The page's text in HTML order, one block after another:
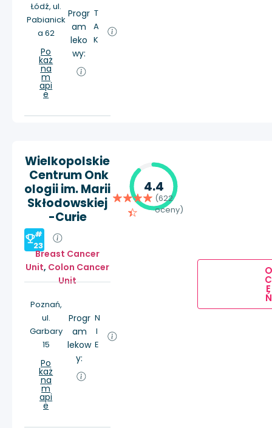
Łódź, ul.
Pabianick
a 62
Po
każ
na
m
api
e
Progr
am
leko
wy:
T
A
K
Wielkopolskie
Centrum Onk
ologii im. Marii
Skłodowskiej
-Curie
#
23
Breast Cancer
Unit, Colon Cancer
Unit
Poznań,
ul.
Garbary
15
Po
każ
na
m
api
e
Progr
am
lekow
y:
N
I
E
4.4
(622
oceny)
O
C
E
Ń